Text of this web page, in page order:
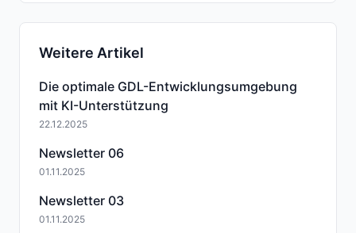
Weitere Artikel
Die optimale GDL-Entwicklungsumgebung
mit KI-Unterstützung
22.12.2025
Newsletter 06
01.11.2025
Newsletter 03
01.11.2025